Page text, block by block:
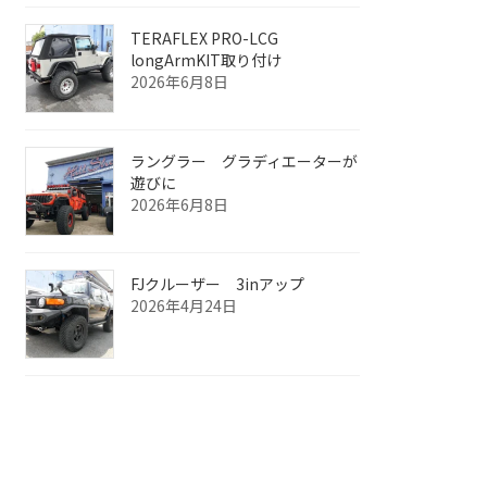
TERAFLEX PRO-LCG
longArmKIT取り付け
2026年6月8日
ラングラー グラディエーターが
遊びに
2026年6月8日
FJクルーザー 3inアップ
2026年4月24日